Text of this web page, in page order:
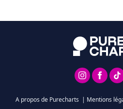
A propos de Purecharts | Mentions